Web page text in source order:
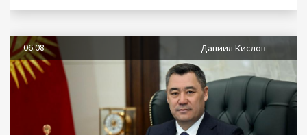
06.08 Даниил Кислов